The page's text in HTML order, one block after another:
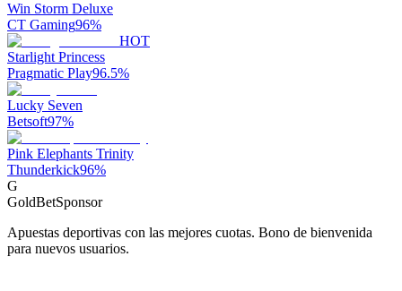
Win Storm Deluxe
CT Gaming96%
HOT
Starlight Princess
Pragmatic Play96.5%
Lucky Seven
Betsoft97%
Pink Elephants Trinity
Thunderkick96%
G
GoldBetSponsor
Apuestas deportivas con las mejores cuotas. Bono de bienvenida
para nuevos usuarios.